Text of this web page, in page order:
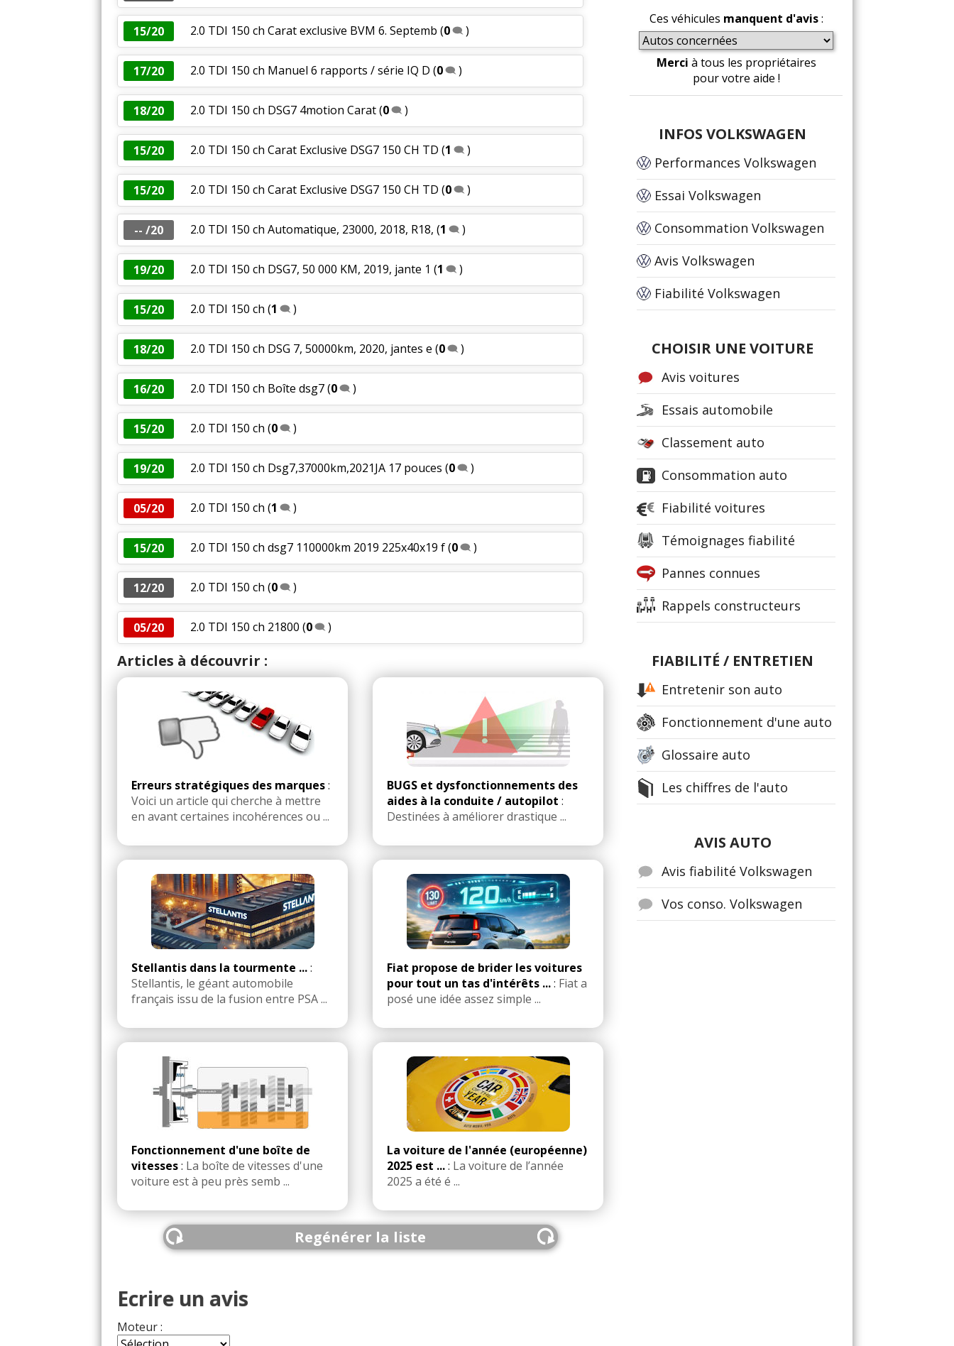
15/20 2.0 TDI 150 ch Carat exclusive BVM 6. Septemb (0 )
17/20 2.0 TDI 150 ch Manuel 6 rapports / série IQ D (0 )
18/20 2.0 TDI 150 ch DSG7 4motion Carat(0 )
15/20 2.0 TDI 150 ch Carat Exclusive DSG7 150 CH TD (1 )
15/20 2.0 TDI 150 ch Carat Exclusive DSG7 150 CH TD (0 )
-- /20 2.0 TDI 150 ch Automatique, 23000, 2018, R18, (1 )
19/20 2.0 TDI 150 ch DSG7, 50 000 KM, 2019, jante 1 (1 )
15/20 2.0 TDI 150 ch (1 )
18/20 2.0 TDI 150 ch DSG 7, 50000km, 2020, jantes e (0 )
16/20 2.0 TDI 150 ch Boîte dsg7(0 )
15/20 2.0 TDI 150 ch (0 )
19/20 2.0 TDI 150 ch Dsg7,37000km,2021JA 17 pouces (0 )
05/20 2.0 TDI 150 ch (1 )
15/20 2.0 TDI 150 ch dsg7 110000km 2019 225x40x19 f(0 )
12/20 2.0 TDI 150 ch (0 )
05/20 2.0 TDI 150 ch 21800 (0 )
Articles à découvrir :
Erreurs stratégiques des marques:
Voici un article qui cherche à mettre
en avant certaines incohérences ou ...
BUGS et dysfonctionnements des
aides à la conduite / autopilot :
Destinées à améliorer drastique ...
Stellantis dans la tourmente ...:
Stellantis, le géant automobile
français issu de la fusion entre PSA ...
Fiat propose de brider les voitures
pour tout un tas d'intérêts ...: Fiat a
posé une idée assez simple ...
Fonctionnement d'une boîte de
vitesses: La boîte de vitesses d'une
voiture est à peu près semb ...
La voiture de l'année (européenne)
2025 est ...: La voiture de l’année
2025 a été é ...
Regénérer la liste
Ecrire un avis
Moteur :
Ces véhicules manquent d'avis:
Merci à tous les propriétaires
pour votre aide !
INFOS VOLKSWAGEN
Performances Volkswagen
Essai Volkswagen
Consommation Volkswagen
Avis Volkswagen
Fiabilité Volkswagen
CHOISIR UNE VOITURE
Avis voitures
Essais automobile
Classement auto
Consommation auto
Fiabilité voitures
Témoignages fiabilité
Pannes connues
Rappels constructeurs
FIABILITÉ / ENTRETIEN
Entretenir son auto
Fonctionnement d'une auto
Glossaire auto
Les chiffres de l'auto
AVIS AUTO
Avis fiabilité Volkswagen
Vos conso. Volkswagen